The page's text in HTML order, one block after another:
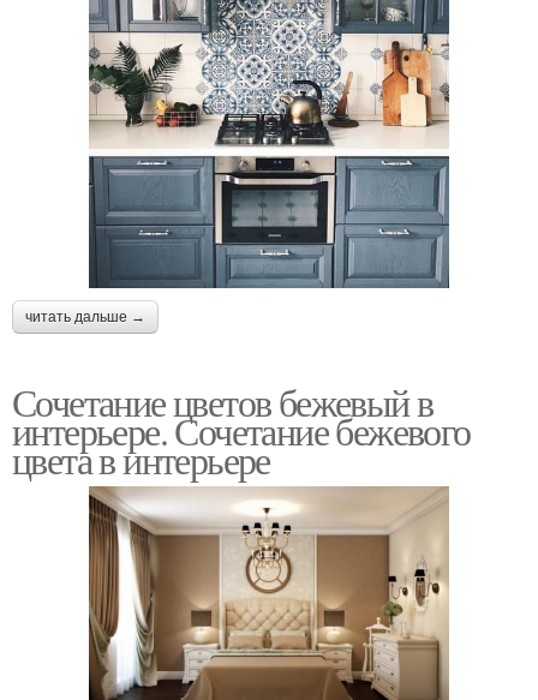
читать дальше →
Сочетание цветов бежевый в
интерьере. Сочетание бежевого
цвета в интерьере